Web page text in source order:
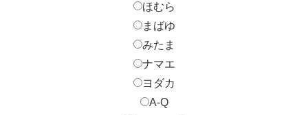
ほむら
まばゆ
みたま
ナマエ
ヨダカ
A-Q